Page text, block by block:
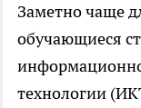
Заметно чаще
обучающиеся
технологии